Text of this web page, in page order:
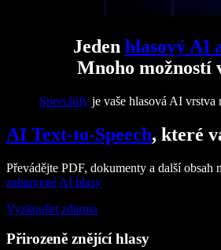
Jeden hlasový AI
Mnoho možností
Speechifyje vaše hlasová AI vrstva
AI Text-to-Speech, které
Převádějte PDF, dokumenty a další obsah
zabarvené AI hlasy
Vyzkoušet zdarma
Přirozeně znějící hlasy